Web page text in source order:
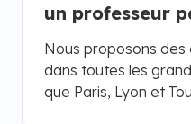
un professeur
Nous proposons
dans toutes les
que Paris, Lyon et